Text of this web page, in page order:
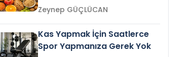
Zeynep GÜÇLÜCAN
Kas Yapmak İçin Saatlerce
Spor Yapmanıza Gerek Yok